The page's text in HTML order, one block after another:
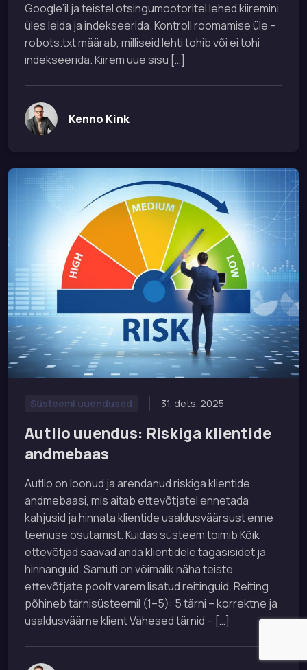
Google’il ja teistel otsingumootoritel lehed kiiremini
üles leida ja indekseerida. Kontroll roomamise üle –
robots.txt määrab, milliseid lehti tohib või ei tohi
indekseerida. Kiirem uue sisu […]
Kenno Kink
Süsteemi uuendused 31. dets. 2025
Autlio uuendus: Riskiga klientide
andmebaas
Autlio on loonud ja arendanud riskiga klientide
andmebaasi, mis aitab ettevõtjatel ennetada
kahjusid ja hinnata klientide usaldusväärsust enne
teenuse osutamist. Kuidas süsteem toimib Kõik
ettevõtjad saavad anda klientidele tagasisidet ja
hinnanguid. Samuti on võimalik näha teiste
ettevõtjate poolt varem lisatud reitinguid. Reiting
põhineb tärnisüsteemil (1–5): 5 tärni – korrektne ja
usaldusväärne klient Vähesed tärnid – […]